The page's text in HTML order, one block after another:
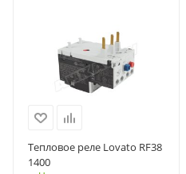
Тепловое реле Lovato RF38
1400